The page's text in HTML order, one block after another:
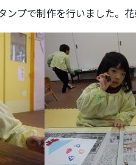
ンプで制作を行いました。